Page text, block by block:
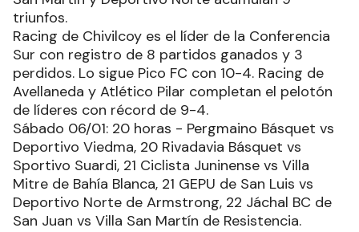
triunfos.
Racing de Chivilcoy es el líder de la Conferencia
Sur con registro de 8 partidos ganados y 3
perdidos. Lo sigue Pico FC con 10-4. Racing de
Avellaneda y Atlético Pilar completan el pelotón
de líderes con récord de 9-4.
Sábado 06/01: 20 horas - Pergmaino Básquet vs
Deportivo Viedma, 20 Rivadavia Básquet vs
Sportivo Suardi, 21 Ciclista Juninense vs Villa
Mitre de Bahía Blanca, 21 GEPU de San Luis vs
Deportivo Norte de Armstrong, 22 Jáchal BC de
San Juan vs Villa San Martín de Resistencia.